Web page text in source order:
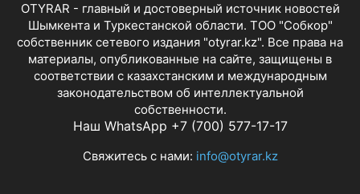
OTYRAR - главный и достоверный источник новостей
Шымкента и Туркестанской области. ТОО "Собкор"
собственник сетевого издания "otyrar.kz". Все права на
материалы, опубликованные на сайте, защищены в
соответствии с казахстанским и международным
законодательством об интеллектуальной
собственности.
Наш WhatsApp +7 (700) 577-17-17
Свяжитесь с нами: info@otyrar.kz